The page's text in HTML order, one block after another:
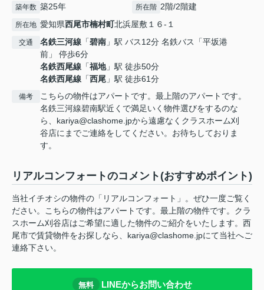
築年数 築25年 所在階 2階/2階建
所在地 愛知県西尾市楠村町北浜屋敷１６-１
交通 名鉄三河線 「碧南 」駅 バス12分 名鉄バス「平坂港
前」 停歩6分
名鉄西尾線 「福地」駅 徒歩50分
名鉄西尾線 「西尾 」駅 徒歩61分
備考
こちらの物件はアパートです。最上階のアパートです。
名鉄三河線碧南駅近くで満足いく物件選びをするのな
ら、kariya@clashome.jpから遠慮なくクラスホーム刈
谷店にまでご連絡をしてください。お待ちしておりま
す。
リアルコンフォートのコメント(おすすめポイント)
当社イチオシの物件の「リアルコンフォート」。ぜひ一度ご覧く
ださい。こちらの物件はアパートです。最上階の物件です。クラ
スホーム刈谷店はご希望に適した物件のご紹介をいたします。西
尾市で賃貸物件をお探しなら、kariya@clashome.jpにて当社へご
連絡下さい。
無料 LINEからお問い合わせ